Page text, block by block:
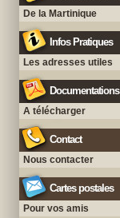
De la Martinique
Infos Pratiques
Les adresses utiles
Documentations
A télécharger
Contact
Nous contacter
Cartes postales
Pour vos amis